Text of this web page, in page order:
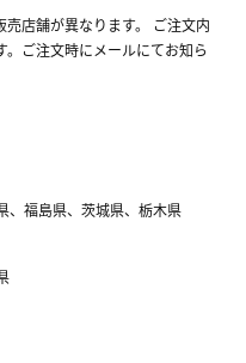
店舗が異なります。 ご注文内
ご注文時にメールにてお知ら
、福島県、茨城県、栃木県